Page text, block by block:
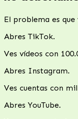
El problema es
Abres TikTok.
Ves vídeos con
Abres Instagram.
Ves cuentas con
Abres YouTube.